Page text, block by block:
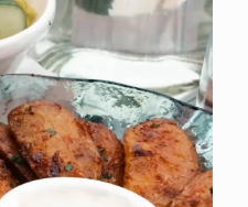
Україна (Українська)